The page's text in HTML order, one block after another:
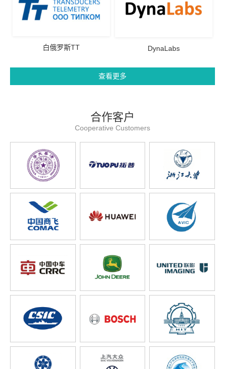
白俄罗斯TT DynaLabs
查看更多
合作客户
Cooperative Customers